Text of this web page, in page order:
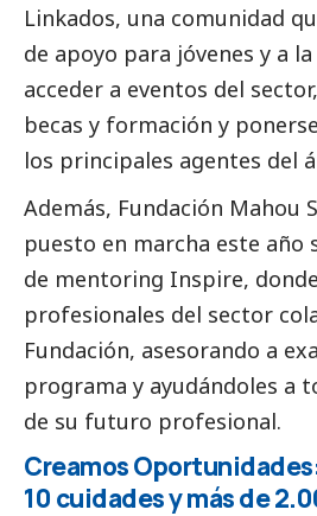
Linkados, una comunidad
de apoyo para jóvenes y a
acceder a eventos del
becas y formación y
los principales agentes del
Además, Fundación Mahou
puesto en marcha este año
de mentoring Inspire,
profesionales del sector
Fundación, asesorando a
programa y ayudándoles a
de su futuro profesional.
Creamos
10 cuidades y más de